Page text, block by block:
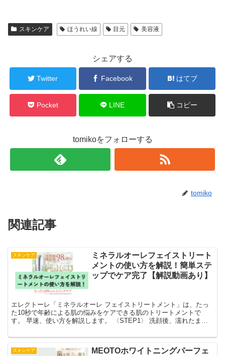
スキンケア ほうれい線 目元 美容液
シェアする
Twitter Facebook はてブ
Pocket LINE コピー
tomikoをフォローする
tomiko
関連記事
スキンケア
ミネラルオーレフェイストリート
メントの使い方を解説！簡単ステ
ップでケア完了【解説動画あり】
エレクトーレ「ミネラルオーレ フェイストリートメント」は、たっ
た10秒で年齢による肌の悩みをケアできる肌のトリートメントで
す。 早速、使い方を解説します。 〈STEP1〉 洗顔後、濡れたまま
スキンケア
MEOTOホワイトニングパーフェ